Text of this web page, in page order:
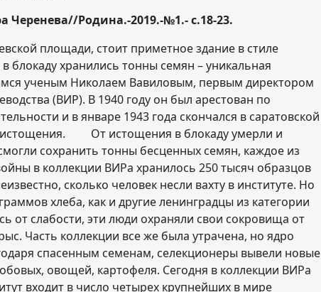
Черенева//Родина.-2019.-№1.- с.18-23.
площади, стоит приметное здание в стиле
блокаду хранились тонны семян – уникальная
ученым Николаем Вавиловым, первым директором
(ВИР). В 1940 году он был арестован по
и в январе 1943 года скончался в саратовской
истощения. От истощения в блокаду умерли и
сохранить тонны бесценных семян, каждое из
в коллекции ВИРа хранилось 250 тысяч образцов
сколько человек несли вахту в институте. Но
хлеба, как и другие ленинградцы из категории
от слабости, эти люди охраняли свои сокровища от
Часть коллекции все же была утрачена, но ядро
спасенным семенам, селекционеры вывели новые
овощей, картофеля. Сегодня в коллекции ВИРа
входит в число четырех крупнейших в мире